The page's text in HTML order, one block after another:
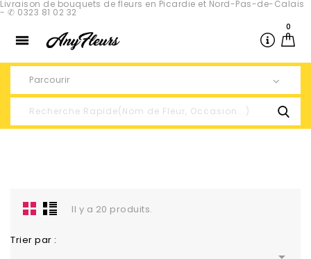
Livraison de bouquets de fleurs en Picardie et Nord-Pas-de-Calais
- ✆ 0323 81 02 32

0
Parcourir
Il y a 20 produits.
Trier par :